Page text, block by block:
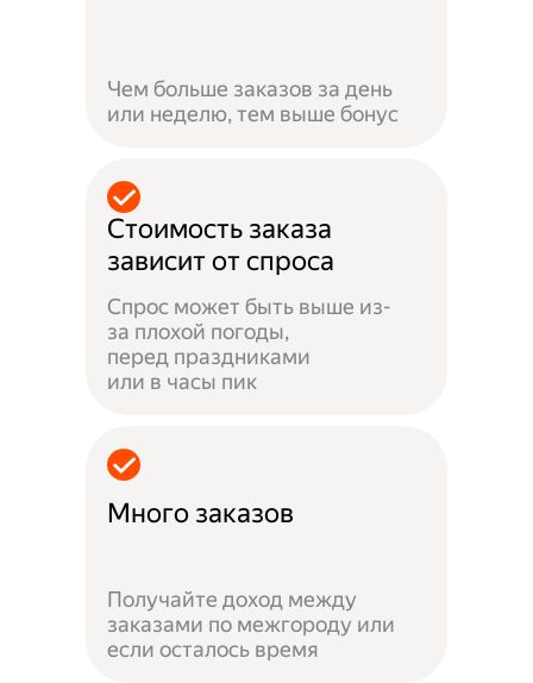
Чем больше заказов за день
или неделю, тем выше бонус
Стоимость заказа
зависит от спроса
Спрос может быть выше из-
за плохой погоды,
перед праздниками
или в часы пик
Много заказов
Получайте доход между
заказами по межгороду или
если осталось время